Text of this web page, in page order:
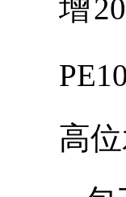
增
高位